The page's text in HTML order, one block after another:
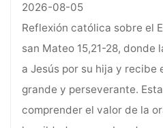
2026-08-05
Reflexión católica sobre el
san Mateo 15,21-28, donde
a Jesús por su hija y recibe
grande y perseverante.
comprender el valor de la